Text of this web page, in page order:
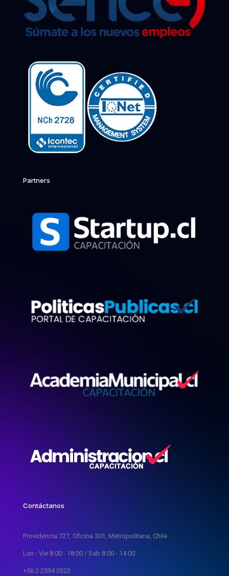
Partners
Contáctanos
Providencia 727, Oficina 301, Metropolitana, Chile
Lun - Vie 8:00 - 18:00 / Sab 8:00 - 14:00
+56 2 2594 0322